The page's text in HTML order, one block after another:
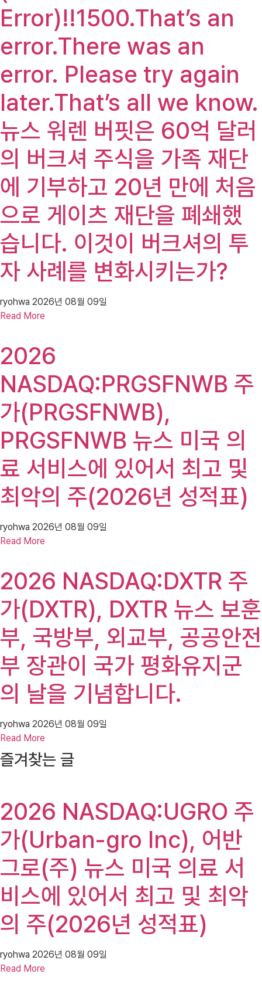
Error)!!1500.That’s an
error.There was an
error. Please try again
later.That’s all we know.
뉴스 워렌 버핏은 60억 달러
의 버크셔 주식을 가족 재단
에 기부하고 20년 만에 처음
으로 게이츠 재단을 폐쇄했
습니다. 이것이 버크셔의 투
자 사례를 변화시키는가?
ryohwa 2026년 08월 09일
Read More
2026
NASDAQ:PRGSFNWB 주
가(PRGSFNWB),
PRGSFNWB 뉴스 미국 의
료 서비스에 있어서 최고 및
최악의 주(2026년 성적표)
ryohwa 2026년 08월 09일
Read More
2026 NASDAQ:DXTR 주
가(DXTR), DXTR 뉴스 보훈
부, 국방부, 외교부, 공공안전
부 장관이 국가 평화유지군
의 날을 기념합니다.
ryohwa 2026년 08월 09일
Read More
즐겨찾는 글
2026 NASDAQ:UGRO 주
가(Urban-gro Inc), 어반
그로(주) 뉴스 미국 의료 서
비스에 있어서 최고 및 최악
의 주(2026년 성적표)
ryohwa 2026년 08월 09일
Read More